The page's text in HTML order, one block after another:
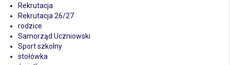
Rekrutacja
Rekrutacja 26/27
rodzice
Samorząd Uczniowski
Sport szkolny
stołówka